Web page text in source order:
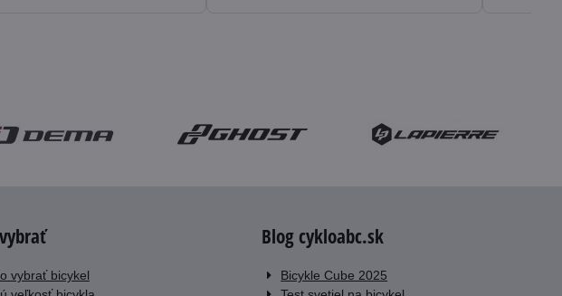
vybrať bicykel
Blog cykloabc.sk
Bicykle Cube 2025